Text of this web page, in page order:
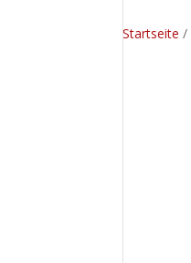
Startseite /